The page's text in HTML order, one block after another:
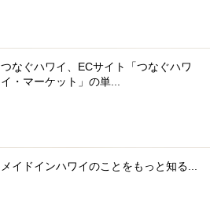
つなぐハワイ、ECサイト「つなぐハワ
イ・マーケット」の単...
メイドインハワイのことをもっと知る...